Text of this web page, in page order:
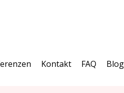
Kontakt FAQ Blog